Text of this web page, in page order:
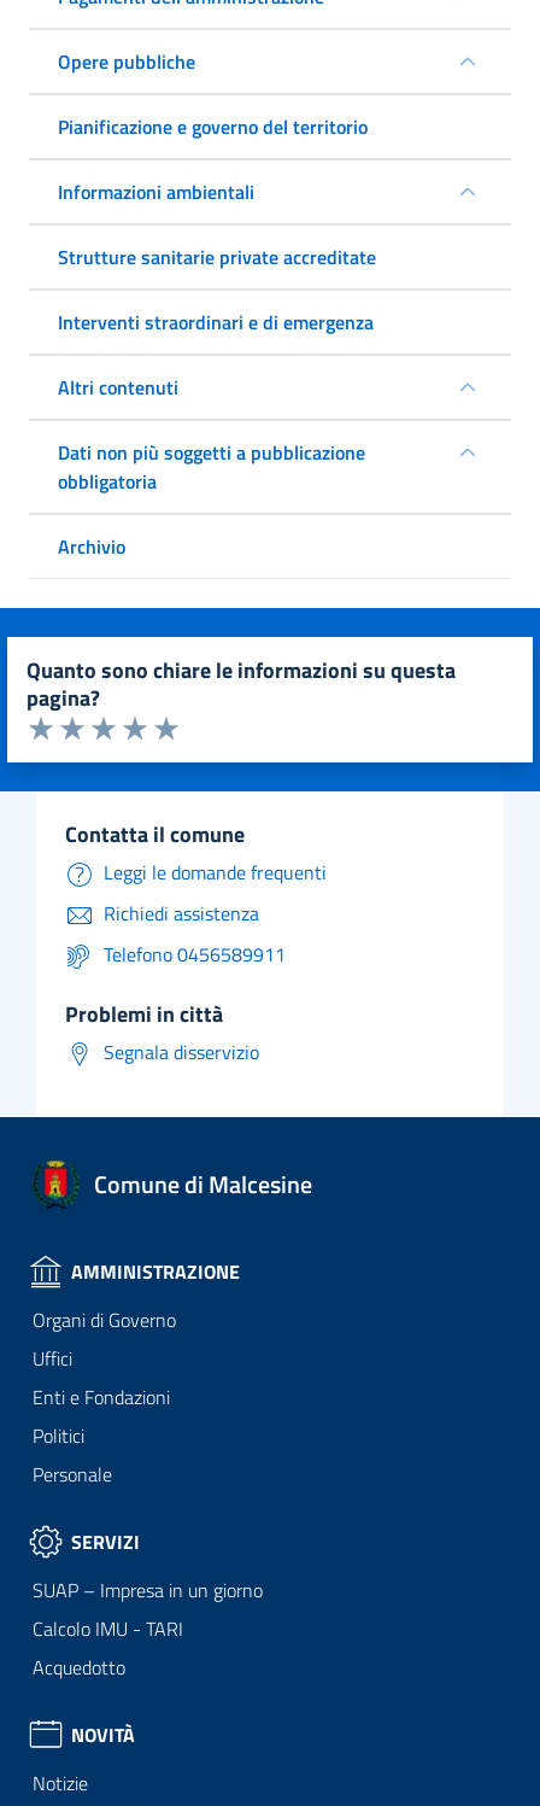
Opere pubbliche
Pianificazione e governo del territorio
Informazioni ambientali
Strutture sanitarie private accreditate
Interventi straordinari e di emergenza
Altri contenuti
Dati non più soggetti a pubblicazione
obbligatoria
Archivio
quanto sono chiare le informazioni su questa
pagina?
Valuta da 1 a 5 stelle la pagina
Valuta 5 stelle su 5
Valuta 4 stelle su 5
Valuta 3 stelle su 5
Valuta 2 stelle su 5
Valuta 1 stelle su 5
contatta il comune
Leggi le domande frequenti
Richiedi assistenza
Telefono 0456589911
problemi in città
Segnala disservizio
Comune di Malcesine
AMMINISTRAZIONE
Organi di Governo
Uffici
Enti e Fondazioni
Politici
Personale
SERVIZI
SUAP – Impresa in un giorno
Calcolo IMU - TARI
Acquedotto
NOVITÀ
Notizie